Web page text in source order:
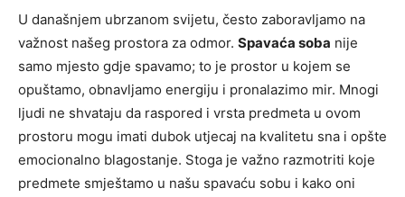
U današnjem ubrzanom svijetu, često zaboravljamo na
važnost našeg prostora za odmor. Spavaća soba nije
samo mjesto gdje spavamo; to je prostor u kojem se
opuštamo, obnavljamo energiju i pronalazimo mir. Mnogi
ljudi ne shvataju da raspored i vrsta predmeta u ovom
prostoru mogu imati dubok utjecaj na kvalitetu sna i opšte
emocionalno blagostanje. Stoga je važno razmotriti koje
predmete smještamo u našu spavaću sobu i kako oni